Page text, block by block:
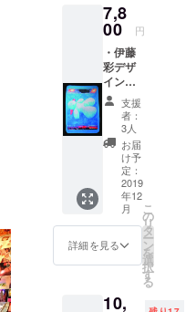
ます！
スで
す。
とって
も美味
しく
て、本
当にお
すすめ
す！！
＊みか
ん（7
本）/ 不
知火（2
本）/ セ
ミノー
ル（4
本） ②
ミュー
ジシャ
ンの
David
Gonzal
ez (デ
ビッ
ド・ゴ
ンザレ
ツ)氏と
のデュ
エッ
ト：
Rapid
Rabbit
Holeの
ユニー
特別
7,8
00 円
・伊藤
彩デザ
イン
ふわふ
わお昼
寝ブラ
ンケッ
「Sleep
Stone」
サイ
ズ：
70cm×
100
㎝、
ポリエ
支援
者：
3人
お届
け予
定：
2019
年12
月
詳細を見る
こ
の
リ
タ
ー
ン
を
選
択
す
る
10,